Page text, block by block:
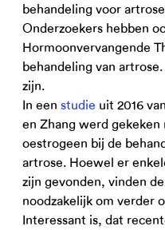
behandeling voor
Onderzoekers hebben
Hormoonvervangende
behandeling van
zijn.
In een studie uit 2016
en Zhang werd gekeken
oestrogeen bij de
artrose. Hoewel er
zijn gevonden, vinden
noodzakelijk om verder
Interessant is, dat